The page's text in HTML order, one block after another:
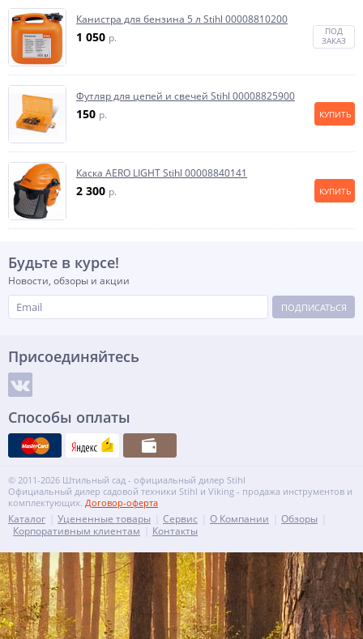
Канистра для бензина 5 л Stihl 00008810200
1 050 p.
ПОД
ЗАКАЗ
Футляр для цепей и свечей Stihl 00008825900
150 p. КУПИТЬ
Каска AERO LIGHT Stihl 00008840141
2 300 p. КУПИТЬ
Будьте в курсе!
Новости, обзоры и акции
ПОДПИСАТЬСЯ
Присоединяйтесь
Способы оплаты
© 2011-2026 Штильный сад - официальный дилер Stihl
Официальный дилер садовой техники Stihl и Viking - продажа инструментов и
комплектующих. Договор-оферта
Каталог Уцененные товары Сервис О Компании
Обзоры
Корпоративным клиентам
Контакты